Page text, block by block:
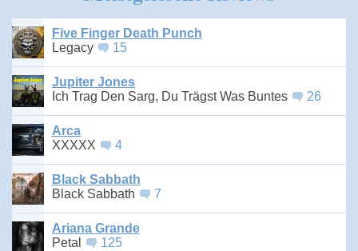
Five Finger Death Punch
Legacy
15
Jupiter Jones
Ich Trag Den Sarg, Du Trägst Was Buntes
26
Arca
XXXXX
4
Black Sabbath
Black Sabbath
7
Ariana Grande
Petal
125